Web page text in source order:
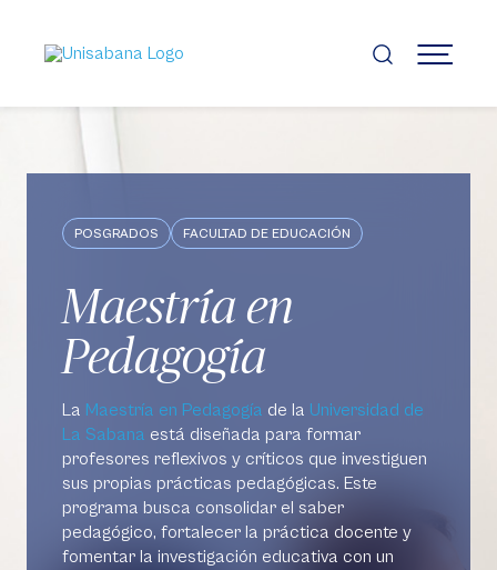
contenido
principal
MENÚ
POSGRADOS FACULTAD DE EDUCACIÓN
Maestría en
Pedagogía
La Maestría en Pedagogía de la Universidad de
La Sabana está diseñada para formar
profesores reflexivos y críticos que investiguen
sus propias prácticas pedagógicas. Este
programa busca consolidar el saber
pedagógico, fortalecer la práctica docente y
fomentar la investigación educativa con un